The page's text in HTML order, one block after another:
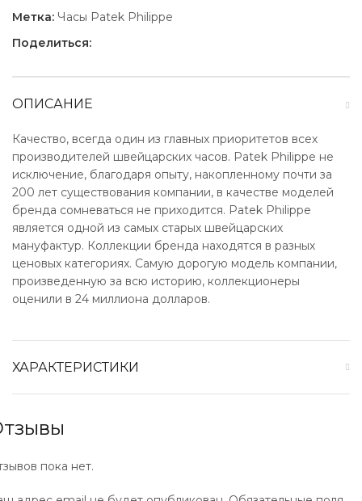
Метка: Часы Patek Philippe
Поделиться:
ОПИСАНИЕ
Качество, всегда один из главных приоритетов всех
производителей швейцарских часов. Patek Philippe не
исключение, благодаря опыту, накопленному почти за
200 лет существования компании, в качестве моделей
бренда сомневаться не приходится. Patek Philippe
является одной из самых старых швейцарских
мануфактур. Коллекции бренда находятся в разных
ценовых категориях. Самую дорогую модель компании,
произведенную за всю историю, коллекционеры
оценили в 24 миллиона долларов.
ХАРАКТЕРИСТИКИ
пока нет.